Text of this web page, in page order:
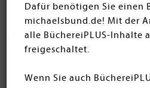
Dafür benötigen Sie einen
michaelsbund.de! Mit der
alle BüchereiPLUS-Inhalte
freigeschaltet.
Wenn Sie auch
Hirschberg noch in unserem
natürlich auch bestellen. Viel
Stöbern!
Filtern